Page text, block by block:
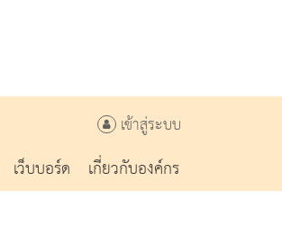
เข้าสู่ระบบ
เว็บบอร์ด
เกี่ยวกับองค์กร